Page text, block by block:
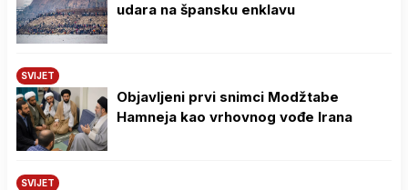
udara na špansku enklavu
SVIJET
Objavljeni prvi snimci Modžtabe
Hamneja kao vrhovnog vođe Irana
SVIJET